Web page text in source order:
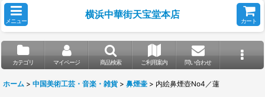
メニュー
横浜中華街天宝堂本店
カート
カテゴリ マイページ 商品検索 ご利用案内 問い合わせ
ホーム > 中国美術工芸・音楽・雑貨 > 鼻煙壷 > 内絵鼻煙壺No4／蓮